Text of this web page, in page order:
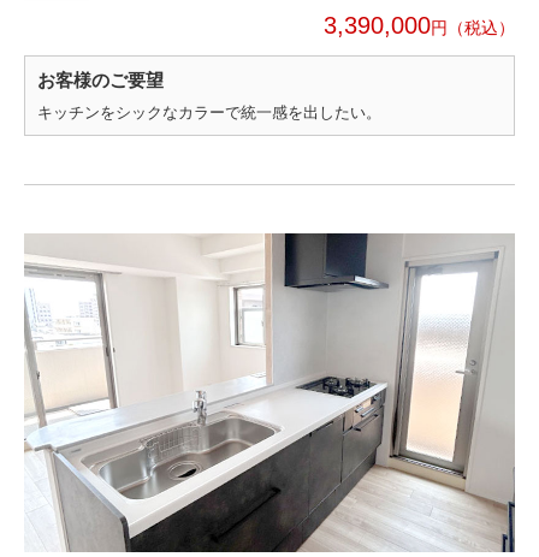
3,390,000円
お客様のご要望
キッチンをシックなカラーで統一感を出したい。